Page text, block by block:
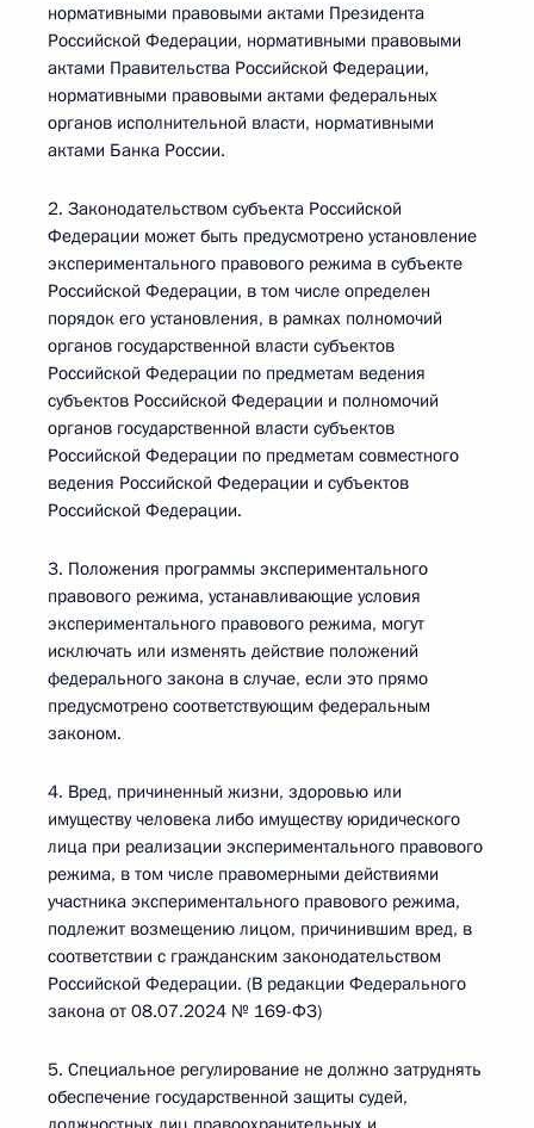
нормативными правовыми актами Президента
Российской Федерации, нормативными правовыми
актами Правительства Российской Федерации,
нормативными правовыми актами федеральных
органов исполнительной власти, нормативными
актами Банка России.
2. Законодательством субъекта Российской
Федерации может быть предусмотрено установление
экспериментального правового режима в субъекте
Российской Федерации, в том числе определен
порядок его установления, в рамках полномочий
органов государственной власти субъектов
Российской Федерации по предметам ведения
субъектов Российской Федерации и полномочий
органов государственной власти субъектов
Российской Федерации по предметам совместного
ведения Российской Федерации и субъектов
Российской Федерации.
3. Положения программы экспериментального
правового режима, устанавливающие условия
экспериментального правового режима, могут
исключать или изменять действие положений
федерального закона в случае, если это прямо
предусмотрено соответствующим федеральным
законом.
4. Вред, причиненный жизни, здоровью или
имуществу человека либо имуществу юридического
лица при реализации экспериментального правового
режима, в том числе правомерными действиями
участника экспериментального правового режима,
подлежит возмещению лицом, причинившим вред, в
соответствии с гражданским законодательством
Российской Федерации. (В редакции Федерального
закона от 08.07.2024 № 169-ФЗ)
5. Специальное регулирование не должно затруднять
обеспечение государственной защиты судей,